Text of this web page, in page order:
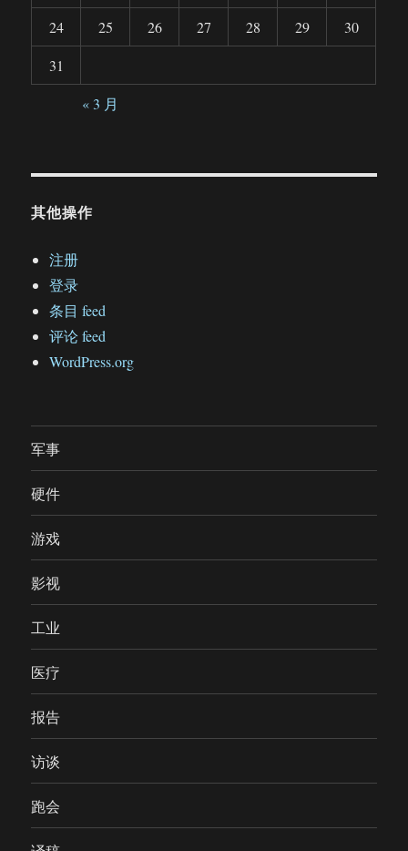
24
25 26 27 28 29
30
31
« 3 月
其他操作
注册
登录
条目 feed
评论 feed
WordPress.org
军事
硬件
游戏
影视
工业
医疗
报告
访谈
跑会